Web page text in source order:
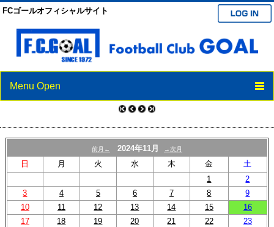
FCゴールオフィシャルサイト
Menu Open
TOP
ニュース
スケジュール
クラブ紹介
選手/スタッフ紹介
前月← 2024年11月 →次月
日 月 火 水 木 金
土
1
2
3
4 5 6 7 8
9
10
11 12 13 14 15
16
17
18 19 20 21 22
23